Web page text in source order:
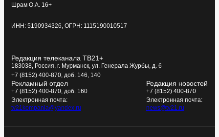
Шрам О.А. 16+
ИНН: 5190934326, ОГРН: 1115190010517
Редакция телеканала ТВ21+
183038, Россия, г. Мурманск, ул. Генерала Журбы, д. 6
+7 (8152) 400-870, доб. 146, 140
Рекламный отдел
+7 (8152) 400-870, доб. 160
Электронная почта:
tv21kompania@yandex.ru
Редакция новостей
+7 (8152) 400-870
Электронная почта:
news@tv21.ru